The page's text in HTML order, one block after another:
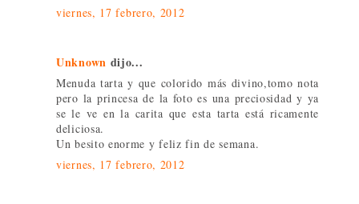
viernes, 17 febrero, 2012
Unknown dijo...
Menuda tarta y que colorido más divino,tomo nota
pero la princesa de la foto es una preciosidad y ya
se le ve en la carita que esta tarta está ricamente
deliciosa.
Un besito enorme y feliz fin de semana.
viernes, 17 febrero, 2012